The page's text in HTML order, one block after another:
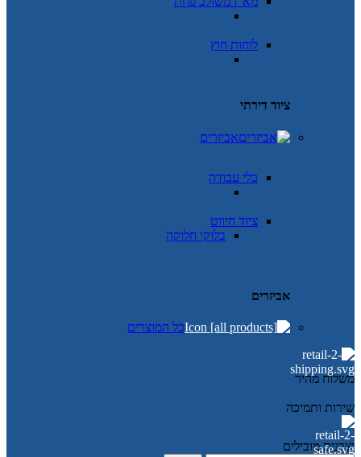
לוחות חוץ
ציוד דירתי
אביזרים
כלי עבודה
ציוד חיווט
בלוקי חלוקה
אביזרים
כל המוצרים
משלוח מהיר
שירות ותמיכה
יצרנים מובילים